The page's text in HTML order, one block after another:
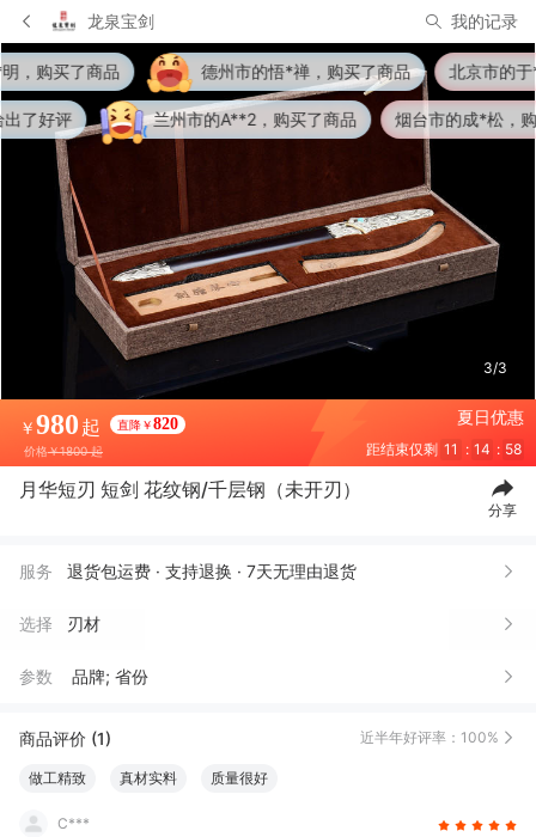
龙泉宝剑 我的记录
市的A**2，购买了商品
德州市的悟*禅，购买了商品
烟台市的成*松，购买了商品
北京市的于**，购买了商品
3/3
￥ 980 起 直降￥820
价格￥1800 起
夏日优惠
距结束仅剩 11 : 14 : 55
月华短刃 短剑 花纹钢/千层钢（未开刃）
分享
服务 退货包运费 · 支持退换 · 7天无理由退货
选择 刃材
参数 品牌; 省份
商品评价 (1) 近半年好评率：100%
做工精致 真材实料 质量很好
C***